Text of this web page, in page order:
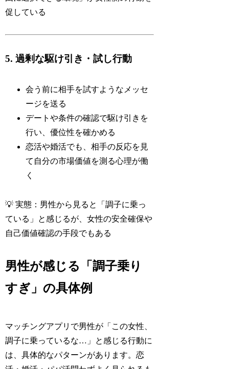
促している
5. 過剰な駆け引き・試し行動
会う前に相手を試すようなメッセ
ージを送る
デートや条件の確認で駆け引きを
行い、優位性を確かめる
恋活や婚活でも、相手の反応を見
て自分の市場価値を測る心理が働
く
💡 実態：男性から見ると「調子に乗っ
ている」と感じるが、女性の安全確保や
自己価値確認の手段でもある
男性が感じる「調子乗り
すぎ」の具体例
マッチングアプリで男性が「この女性、
調子に乗っているな…」と感じる行動に
は、具体的なパターンがあります。恋